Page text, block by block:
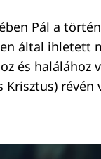
Pál a
által ihletett
és halálához
Krisztus)